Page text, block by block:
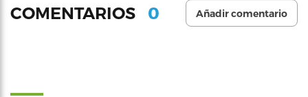
COMENTARIOS 0 Añadir comentario